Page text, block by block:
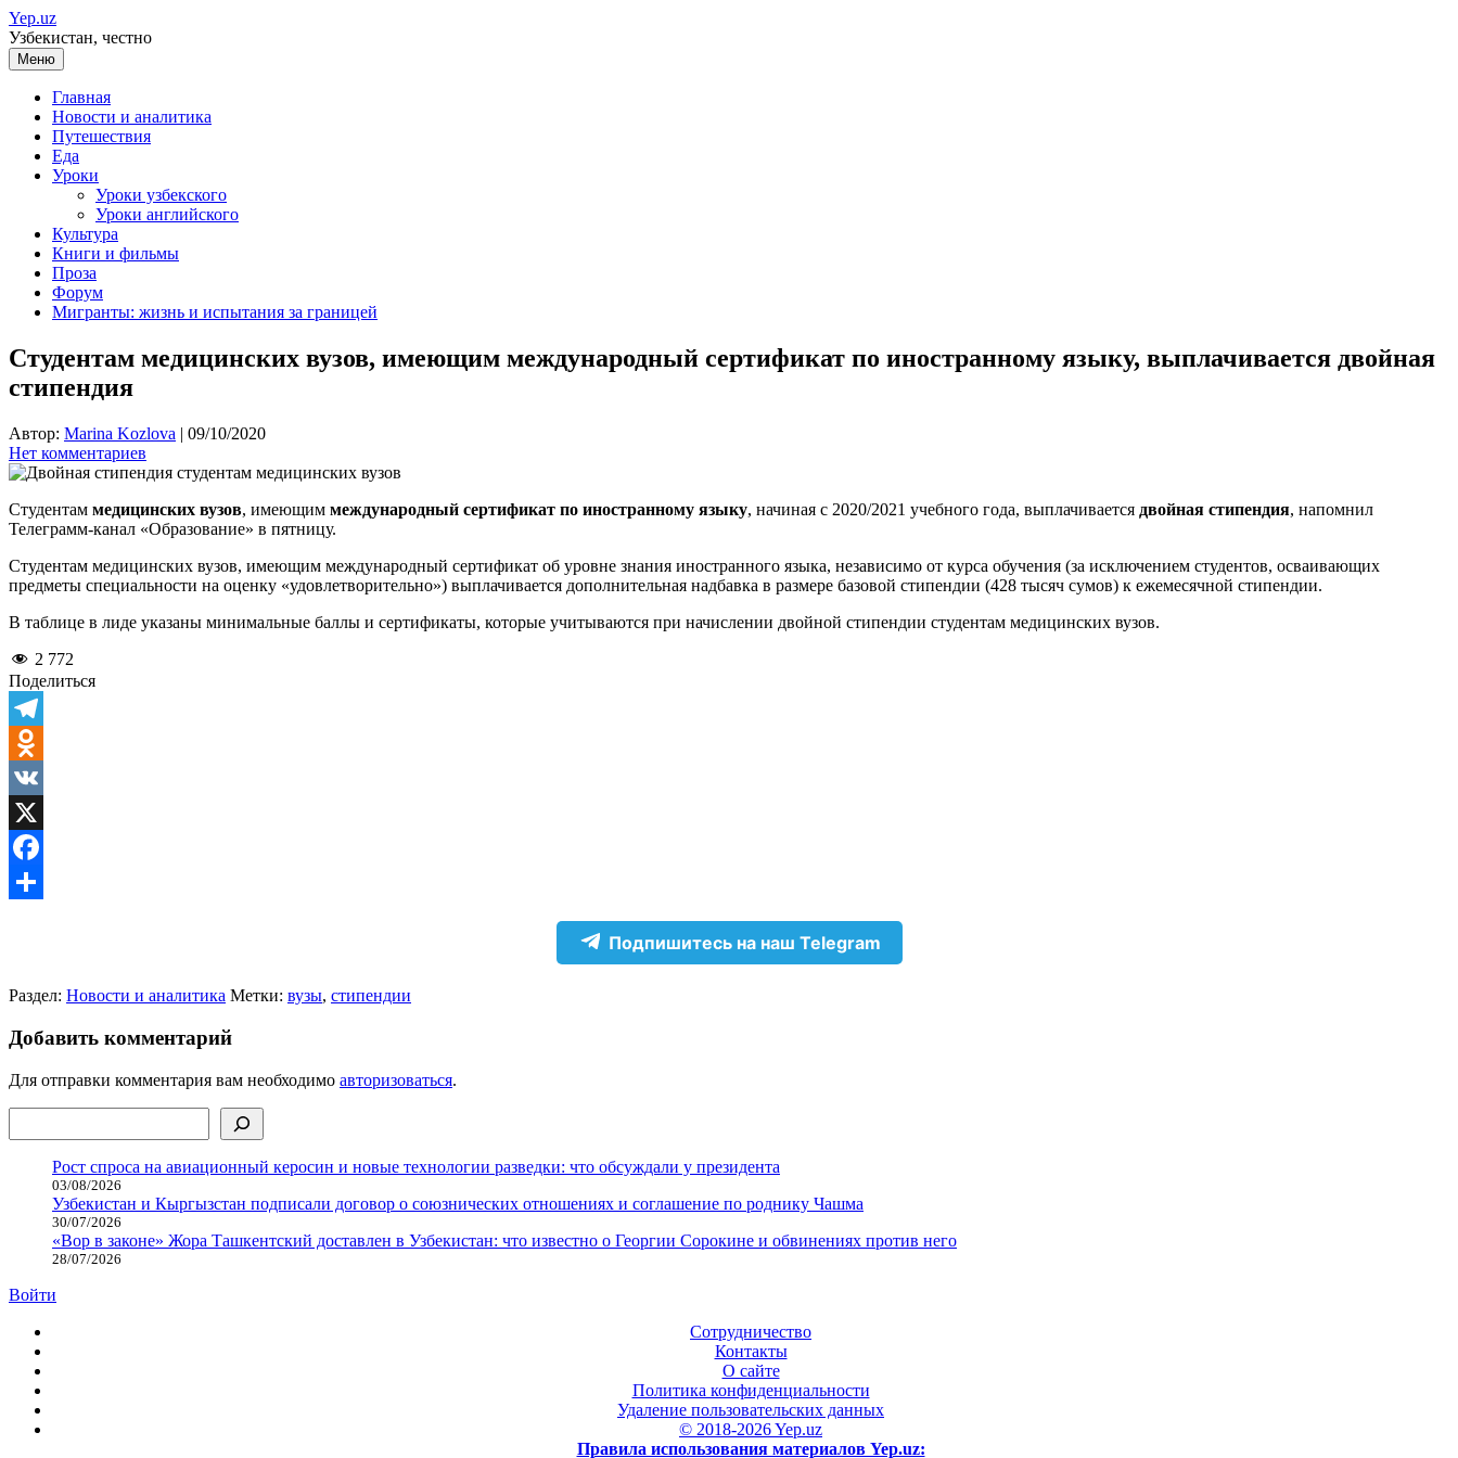
Перейти
к
содержимому
Yep.uz
Узбекистан, честно
Меню
Главная
Новости и аналитика
Путешествия
Еда
Уроки
Уроки узбекского
Уроки английского
Культура
Книги и фильмы
Проза
Форум
Мигранты: жизнь и испытания за границей
Студентам медицинских вузов, имеющим международный сертификат по иностранному языку, выплачивается двойная
стипендия
Автор: Marina Kozlova | 09/10/2020
Нет комментариев
Студентам медицинских вузов, имеющим международный сертификат по иностранному языку, начиная с 2020/2021 учебного года, выплачивается двойная стипендия, напомнил
Телеграмм-канал «Образование» в пятницу.
Студентам медицинских вузов, имеющим международный сертификат об уровне знания иностранного языка, независимо от курса обучения (за исключением студентов, осваивающих
предметы специальности на оценку «удовлетворительно») выплачивается дополнительная надбавка в размере базовой стипендии (428 тысяч сумов) к ежемесячной стипендии.
В таблице в лиде указаны минимальные баллы и сертификаты, которые учитываются при начислении двойной стипендии студентам медицинских вузов.
2 772
Поделиться
Telegram
Odnoklassniki
VK
X
Facebook
Подпишитесь на наш Telegram
Раздел: Новости и аналитика Метки: вузы, стипендии
Добавить комментарий
Для отправки комментария вам необходимо авторизоваться.
Рост спроса на авиационный керосин и новые технологии разведки: что обсуждали у президента
03/08/2026
Узбекистан и Кыргызстан подписали договор о союзнических отношениях и соглашение по роднику Чашма
30/07/2026
«Вор в законе» Жора Ташкентский доставлен в Узбекистан: что известно о Георгии Сорокине и обвинениях против него
28/07/2026
Войти
Сотрудничество
Контакты
О сайте
Политика конфиденциальности
Удаление пользовательских данных
© 2018-2026 Yep.uz
Правила использования материалов Yep.uz: